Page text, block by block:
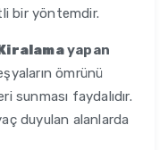
bir yöntemdir.
yapan
ömrünü
sunması faydalıdır.
duyulan alanlarda